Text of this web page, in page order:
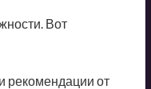
Вот
от